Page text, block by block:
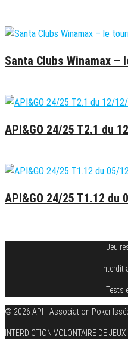
Santa Clubs Winamax –
API&GO 24/25 T2.1 du
API&GO 24/25 T1.12
Jeu
Interdit
Tests
© 2026 API - Association Poker
INTERDICTION VOLONTAIRE DE